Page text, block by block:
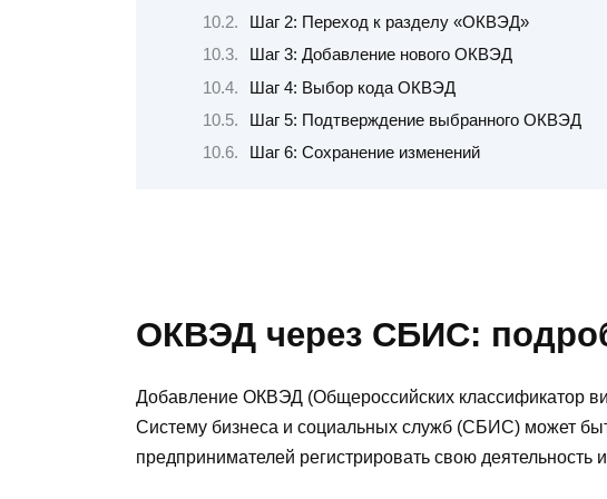
Шаг 2: Переход к разделу «ОКВЭД»
Шаг 3: Добавление нового ОКВЭД
Шаг 4: Выбор кода ОКВЭД
Шаг 5: Подтверждение выбранного ОКВЭД
Шаг 6: Сохранение изменений
ОКВЭД через СБИС:
Добавление ОКВЭД (Общероссийских классификатор
Систему бизнеса и социальных служб (СБИС) может
предпринимателей регистрировать свою деятельность